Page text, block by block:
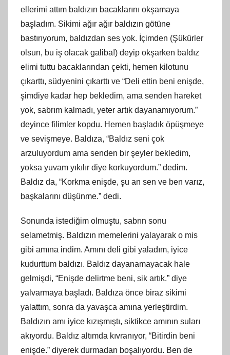
ellerimi attım baldızın bacaklarını okşamaya
başladım. Sikimi ağır ağır baldızın götüne
bastırıyorum, baldızdan ses yok. İçimden (Şükürler
olsun, bu iş olacak galiba!) deyip okşarken baldız
elimi tuttu bacaklarından çekti, hemen kilotunu
çıkarttı, südyenini çıkarttı ve “Deli ettin beni enişde,
şimdiye kadar hep bekledim, ama senden hareket
yok, sabrım kalmadı, yeter artık dayanamıyorum.”
deyince filimler kopdu. Hemen başladık öpüşmeye
ve sevişmeye. Baldıza, “Baldız seni çok
arzuluyordum ama senden bir şeyler bekledim,
yoksa yuvam yıkılır diye korkuyordum.” dedim.
Baldız da, “Korkma enişde, şu an sen ve ben varız,
başkalarını düşünme.” dedi.
Sonunda istediğim olmuştu, sabrın sonu
selametmiş. Baldızın memelerini yalayarak o mis
gibi amına indim. Amını deli gibi yaladım, iyice
kudurttum baldızı. Baldız dayanamayacak hale
gelmişdi, “Enişde delirtme beni, sik artık.” diye
yalvarmaya başladı. Baldıza önce biraz sikimi
yalattım, sonra da yavaşca amına yerleştirdim.
Baldızın amı iyice kızışmıştı, siktikce amının suları
akıyordu. Baldız altımda kıvranıyor, “Bitirdin beni
enişde.” diyerek durmadan boşalıyordu. Ben de